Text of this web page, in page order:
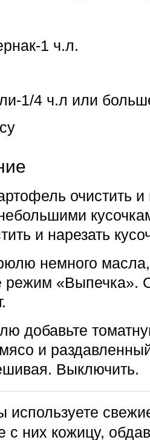
1 ч.л.
1/4 ч.л или
очистить и
и нарезать
немного
режим «Выпечка».
добавьте
и
Выключить.
с них кожицу,